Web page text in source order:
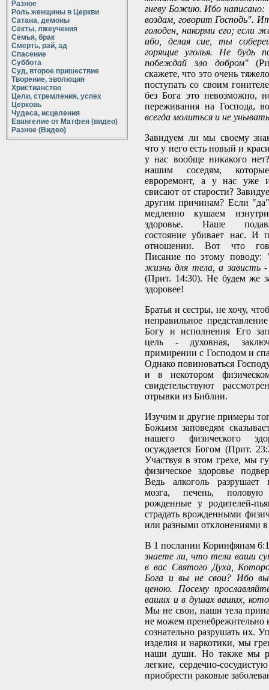
Разное
Роль женщины в Церкви
Сатана, демоны
Секты, лжеучения
Семья, брак
Смерть, рай, ад
Спасение
Суббота
Суд, второе пришествие
Творение, эволюция
Христианство
Цели, стремления, успех
Церковь
Чудеса, исцеления
Евангелие от Матфея (видео)
Разное (Видео)
гневу Божию. Ибо
воздам, говорит Господь".
голоден, накорми его; если
ибо, делая сие, ты
горящие уголья. Не будь
побеждай зло добром"
скажете, что это очень
поступать со своим
без Бога это невозможно,
переживания на Господа,
всегда молиться и не
Завидуем ли мы своему
что у него есть новый и
у нас вообще никакого
нашим соседям,
евроремонт, а у нас уже
свисают от старости?
другим причинам? Если
медленно кушаем
здоровье. Наше
состояние убивает нас. И
отношении. Вот что
Писание по этому поводу:
жизнь для тела, а зависть -
(Прит. 14:30). Не будем же
здоровее!
Братья и сестры, не хочу,
неправильное
Богу и исполнения Его
цель - духовная,
примирении с Господом и
Однако повиноваться
и в некотором
свидетельствуют
отрывки из Библии.
Изучим и другие примеры
Божьим заповедям
нашего физического
осуждается Богом (Прит.
Участвуя в этом грехе, мы
физическое здоровье
Ведь алкоголь разрушает
мозга, печень,
рожденные у родителей-
страдать врожденными
или разными отклонениями в
В 1 послании Коринфянам
знаете ли, что тела ваши
в вас Святого Духа,
Бога и вы не свои? Ибо вы
ценою. Посему
ваших и в душах ваших,
Мы не свои, наши тела
не можем пренебрежительно
сознательно разрушать их.
изделия и наркотики, мы
наши души. Но также мы
легкие, сердечно-
приобрести раковые